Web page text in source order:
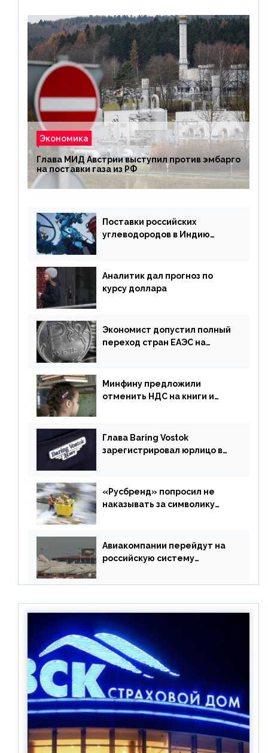
Экономика
Глава МИД Австрии выступил против эмбарго
на поставки газа из РФ
Поставки российских
углеводородов в Индию
Аналитик дал прогноз по
курсу доллара
Экономист допустил полный
переход стран ЕАЭС на
Минфину предложили
отменить НДС на книги и
Глава Baring Vostok
зарегистрировал юрлицо в
«Русбренд» попросил не
наказывать за символику
Авиакомпании перейдут на
российскую систему